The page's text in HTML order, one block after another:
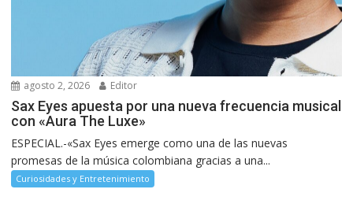
agosto 2, 2026 Editor
Sax Eyes apuesta por una nueva frecuencia musical
con «Aura The Luxe»
ESPECIAL.-«Sax Eyes emerge como una de las nuevas
promesas de la música colombiana gracias a una...
Curiosidades y Entretenimiento